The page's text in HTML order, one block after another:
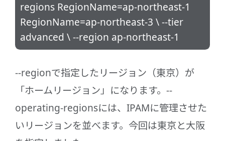
regions RegionName=ap-northeast-1
RegionName=ap-northeast-3 \ --tier
advanced \ --region ap-northeast-1
--regionで指定したリージョン（東京）が
「ホームリージョン」になります。--
operating-regionsには、IPAMに管理させた
いリージョンを並べます。今回は東京と大阪